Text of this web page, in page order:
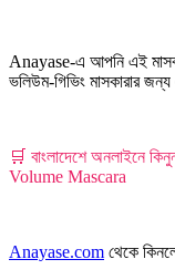
Anayase-এ আপনি এই
ভলিউম-গিভিং মাসকারার
🛒 বাংলাদেশে অনলাইনে
Volume Mascara
Anayase.com থেকে